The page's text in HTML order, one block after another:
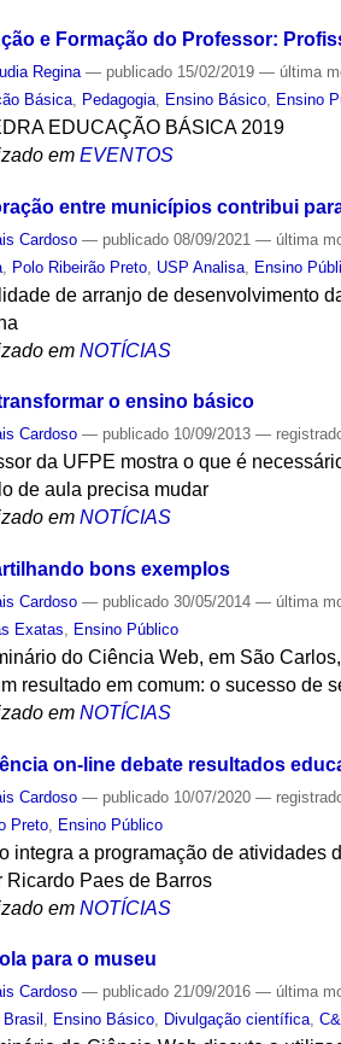
e Formação do Professor:
Regina — publicado 15/02/2019— última
Básica
Pedagogia Ensino Básico Ensino
EDUCAÇÃO BÁSICA 2019
em EVENTOS
entre municípios contribui
Cardoso — publicado 08/09/2021— última
Polo Ribeirão Preto USP Analisa Ensino
de arranjo de desenvolvimento
em NOTÍCIAS
o ensino básico
Cardoso — publicado 10/09/2013—
da UFPE mostra o que é
de aula precisa mudar
em NOTÍCIAS
bons exemplos
Cardoso — publicado 30/05/2014— última
Exatas
Ensino Público
do Ciência Web, em São
resultado em comum: o sucesso de
em NOTÍCIAS
on-line debate resultados
Cardoso — publicado 10/07/2020—
Preto
Ensino Público
integra a programação de atividades
Ricardo Paes de Barros
em NOTÍCIAS
para o museu
Cardoso — publicado 21/09/2016— última
Brasil , Ensino Básico, Divulgação científica,